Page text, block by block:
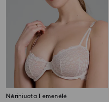
Nėriniuota liemenėlė